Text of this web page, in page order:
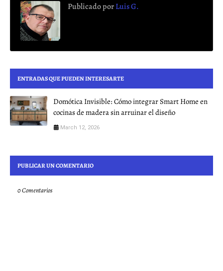
Publicado porLuis G.
ENTRADAS QUE PUEDEN INTERESARTE
Domótica Invisible: Cómo integrar Smart Home en
cocinas de madera sin arruinar el diseño
March 12, 2026
PUBLICAR UN COMENTARIO
0 Comentarios